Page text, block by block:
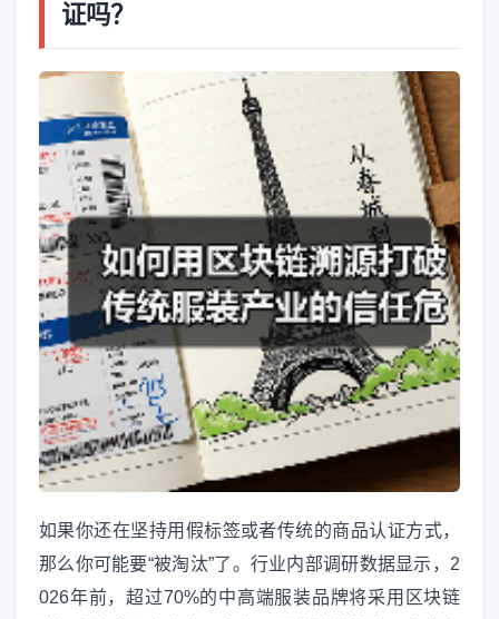
证吗？
如果你还在坚持用假标签或者传统的商品认证方式，
那么你可能要“被淘汰”了。行业内部调研数据显示，2
026年前，超过70%的中高端服装品牌将采用区块链